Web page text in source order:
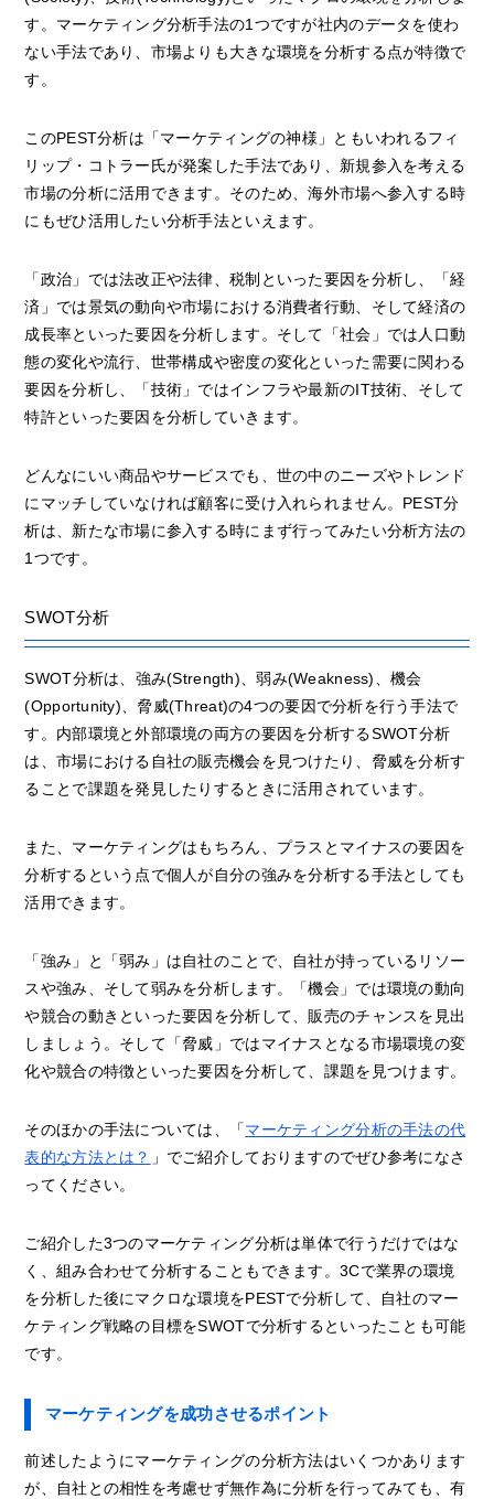
す。マーケティング分析手法の1つですが社内のデータを使わ
ない手法であり、市場よりも大きな環境を分析する点が特徴で
す。
このPEST分析は「マーケティングの神様」ともいわれるフィ
リップ・コトラー氏が発案した手法であり、新規参入を考える
市場の分析に活用できます。そのため、海外市場へ参入する時
にもぜひ活用したい分析手法といえます。
「政治」では法改正や法律、税制といった要因を分析し、「経
済」では景気の動向や市場における消費者行動、そして経済の
成長率といった要因を分析します。そして「社会」では人口動
態の変化や流行、世帯構成や密度の変化といった需要に関わる
要因を分析し、「技術」ではインフラや最新のIT技術、そして
特許といった要因を分析していきます。
どんなにいい商品やサービスでも、世の中のニーズやトレンド
にマッチしていなければ顧客に受け入れられません。PEST分
析は、新たな市場に参入する時にまず行ってみたい分析方法の
1つです。
SWOT分析
SWOT分析は、強み(Strength)、弱み(Weakness)、機会
(Opportunity)、脅威(Threat)の4つの要因で分析を行う手法で
す。内部環境と外部環境の両方の要因を分析するSWOT分析
は、市場における自社の販売機会を見つけたり、脅威を分析す
ることで課題を発見したりするときに活用されています。
また、マーケティングはもちろん、プラスとマイナスの要因を
分析するという点で個人が自分の強みを分析する手法としても
活用できます。
「強み」と「弱み」は自社のことで、自社が持っているリソー
スや強み、そして弱みを分析します。「機会」では環境の動向
や競合の動きといった要因を分析して、販売のチャンスを見出
しましょう。そして「脅威」ではマイナスとなる市場環境の変
化や競合の特徴といった要因を分析して、課題を見つけます。
そのほかの手法については、「マーケティング分析の手法の代
表的な方法とは？ 」でご紹介しておりますのでぜひ参考になさ
ってください。
ご紹介した3つのマーケティング分析は単体で行うだけではな
く、組み合わせて分析することもできます。3Cで業界の環境
を分析した後にマクロな環境をPESTで分析して、自社のマー
ケティング戦略の目標をSWOTで分析するといったことも可能
です。
マーケティングを成功させるポイント
前述したようにマーケティングの分析方法はいくつかあります
が、自社との相性を考慮せず無作為に分析を行ってみても、有